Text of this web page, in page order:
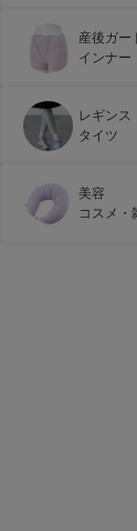
産後ガー
インナー
レギンス
タイツ
美容
コスメ・